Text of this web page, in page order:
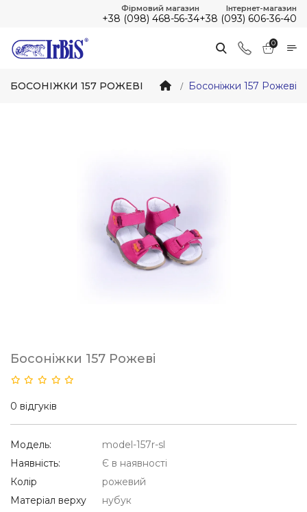
Фірмовий магазин
+38 (098) 468-56-34
Інтернет-магазин
+38 (093) 606-36-40
0
БОСОНІЖКИ 157 РОЖЕВІ Босоніжки 157 Рожеві
Босоніжки 157 Рожеві
0 відгуків
Модель:
model-157r-sl
Наявність:
Є в наявності
Колір
рожевий
Матеріал верху
нубук